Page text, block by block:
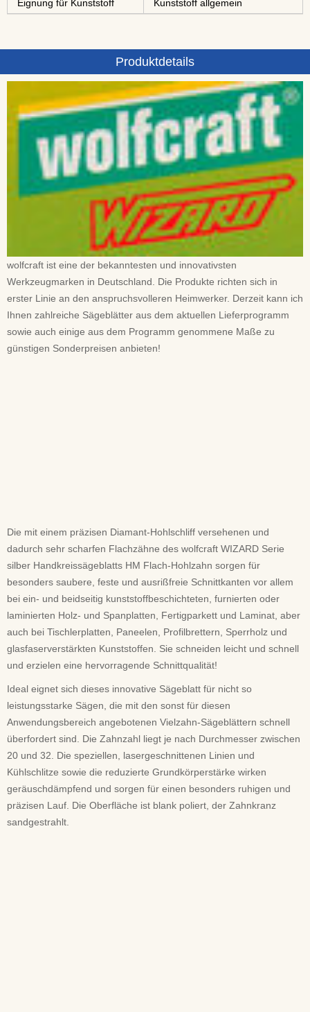
Eignung für Kunststoff Kunststoff allgemein
Produktdetails
wolfcraft ist eine der bekanntesten und innovativsten
Werkzeugmarken in Deutschland. Die Produkte richten sich in
erster Linie an den anspruchsvolleren Heimwerker. Derzeit kann ich
Ihnen zahlreiche Sägeblätter aus dem aktuellen Lieferprogramm
sowie auch einige aus dem Programm genommene Maße zu
günstigen Sonderpreisen anbieten!
Die mit einem präzisen Diamant-Hohlschliff versehenen und
dadurch sehr scharfen Flachzähne des wolfcraft WIZARD Serie
silber Handkreissägeblatts HM Flach-Hohlzahn sorgen für
besonders saubere, feste und ausrißfreie Schnittkanten vor allem
bei ein- und beidseitig kunststoffbeschichteten, furnierten oder
laminierten Holz- und Spanplatten, Fertigparkett und Laminat, aber
auch bei Tischlerplatten, Paneelen, Profilbrettern, Sperrholz und
glasfaserverstärkten Kunststoffen. Sie schneiden leicht und schnell
und erzielen eine hervorragende Schnittqualität!
Ideal eignet sich dieses innovative Sägeblatt für nicht so
leistungsstarke Sägen, die mit den sonst für diesen
Anwendungsbereich angebotenen Vielzahn-Sägeblättern schnell
überfordert sind. Die Zahnzahl liegt je nach Durchmesser zwischen
20 und 32. Die speziellen, lasergeschnittenen Linien und
Kühlschlitze sowie die reduzierte Grundkörperstärke wirken
geräuschdämpfend und sorgen für einen besonders ruhigen und
präzisen Lauf. Die Oberfläche ist blank poliert, der Zahnkranz
sandgestrahlt.